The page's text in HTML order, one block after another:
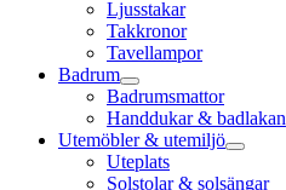
Ljusstakar
Takkronor
Tavellampor
Badrum
Badrumsmattor
Handdukar & badlakan
Utemöbler & utemiljö
Uteplats
Solstolar & solsängar